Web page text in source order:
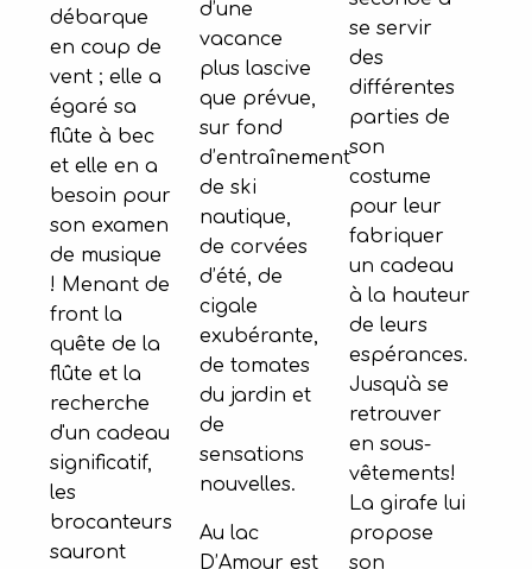
débarque
en coup de
vent ; elle a
égaré sa
flûte à bec
et elle en a
besoin pour
son examen
de musique
! Menant de
front la
quête de la
flûte et la
recherche
d'un cadeau
significatif,
les
brocanteurs
sauront
d’une
vacance
plus lascive
que prévue,
sur fond
d’entraînement
de ski
nautique,
de corvées
d’été, de
cigale
exubérante,
de tomates
du jardin et
de
sensations
nouvelles.
Au lac
D’Amour est
se servir
des
différentes
parties de
son
costume
pour leur
fabriquer
un cadeau
à la hauteur
de leurs
espérances.
Jusqu'à se
retrouver
en sous-
vêtements!
La girafe lui
propose
son